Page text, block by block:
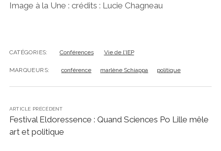
Image à la Une : crédits : Lucie Chagneau
CATÉGORIES: Conférences Vie de l'IEP
MARQUEURS: conférence marlène Schiappa politique
ARTICLE PRÉCÉDENT
Festival Eldoressence : Quand Sciences Po Lille mêle
art et politique